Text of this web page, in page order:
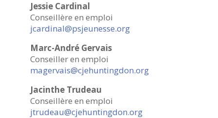
Jessie Cardinal
Conseillère en emploi
jcardinal@psjeunesse.org
Marc-André Gervais
Conseiller en emploi
magervais@cjehuntingdon.org
Jacinthe Trudeau
Conseillère en emploi
jtrudeau@cjehuntingdon.org